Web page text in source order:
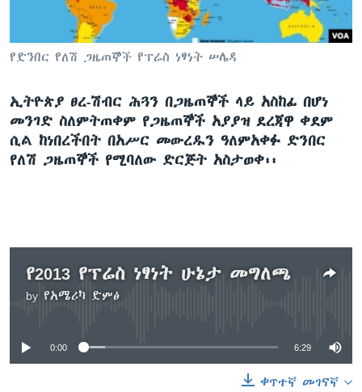
ቋንቋዎች
የድንበር የለሽ ጋዜጠኞች የፕሬስ ነፃነት ሠሌዳ
ኢትዮጵያ ፀረ-ሽብር ሕጓን በጋዜጠኞች ላይ አስከፊ በሆነ
መንገድ ስለምትጠቀም የጋዜጠኞች አያያዝ ደረጃዋ ቀደም
ሲል ከነበረችበት በአሥር መውረዱን ዓለምአቀፉ ድንበር
የለሽ ጋዜጠኞች የሚባለው ድርጅት አስታወቀ፡፡
የ2013 የፕሬስ ነፃነት ሁኔታ መግለጫ
by የአሜሪካ ድምፅ
No media source currently available
0:00 6:29
ቀጥተኛ መገናኛ